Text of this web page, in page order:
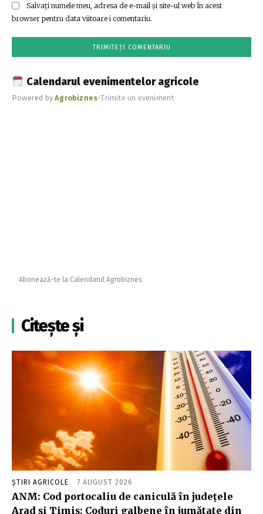
Salvați numele meu, adresa de e-mail și site-ul web în acest
browser pentru data viitoare i comentariu.
Calendarul evenimentelor agricole
Powered byAgrobiznes•Trimite un eveniment
Abonează-te la Calendarul Agrobiznes
Citește și
ȘTIRI AGRICOLE 7 AUGUST 2026
ANM: Cod portocaliu de caniculă în judeţele
Arad şi Timiş; Coduri galbene în jumătate din